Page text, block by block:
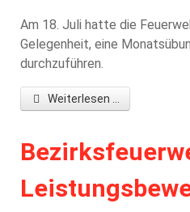
Am 18. Juli hatte die
Gelegenheit, eine
durchzuführen.
Weiterlesen ...